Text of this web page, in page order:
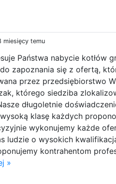
miesięcy temu
Państwa nabycie kotłów
zapoznania się z ofertą,
przez przedsiębiorstwo
którego siedziba
długoletnie
klasę każdych
wykonujemy każde
ludzie o wysokich
kontrahentom
»